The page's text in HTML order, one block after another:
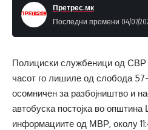
Последни промени 04/07/
Претрес.мк
Полициски службеници од СВР
часот го лишиле од слобода
осомничен за разбојништво и
автобуска постојка во
информациите од МВР, околу